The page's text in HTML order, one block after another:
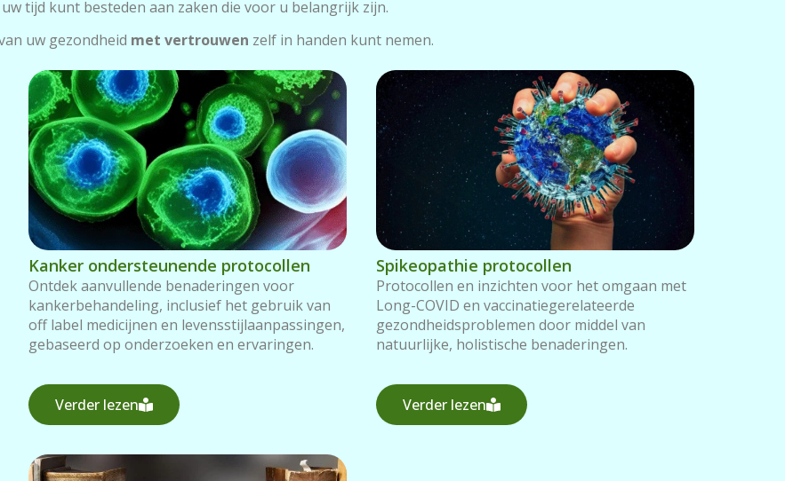
tijd kunt besteden aan zaken die voor u belangrijk zijn.
uw gezondheid met vertrouwen zelf in handen kunt nemen.
Kanker ondersteunende protocollen
Ontdek aanvullende benaderingen voor
kankerbehandeling, inclusief het gebruik van
off label medicijnen en levensstijlaanpassingen,
gebaseerd op onderzoeken en ervaringen.
Verder lezen
Spikeopathie protocollen
Protocollen en inzichten voor het omgaan met
Long-COVID en vaccinatiegerelateerde
gezondheidsproblemen door middel van
natuurlijke, holistische benaderingen.
Verder lezen